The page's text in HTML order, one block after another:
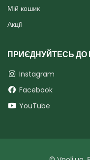
Мій кошик
Акції
ПРИЄДНУЙТЕСЬ ДО
Instagram
Facebook
YouTube